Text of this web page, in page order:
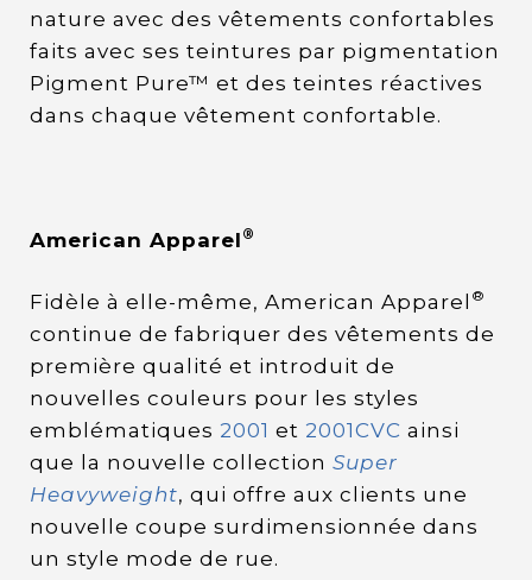
nature avec des vêtements confortables
faits avec ses teintures par pigmentation
Pigment Pure™ et des teintes réactives
dans chaque vêtement confortable.
American Apparel ®
Fidèle à elle-même, American Apparel ®
continue de fabriquer des vêtements de
première qualité et introduit de
nouvelles couleurs pour les styles
emblématiques 2001 et 2001CVC ainsi
que la nouvelle collection Super
Heavyweight, qui offre aux clients une
nouvelle coupe surdimensionnée dans
un style mode de rue.